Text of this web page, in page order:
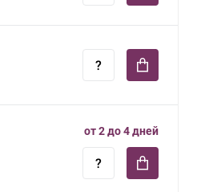
от 2 до 4 дней